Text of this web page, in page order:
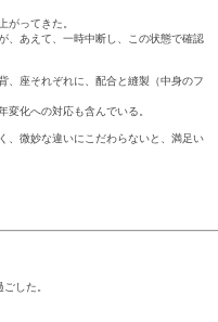
がってきた。
、あえて、一時中断し、この状態で確認
、座それぞれに、配合と縫製（中身のフ
変化への対応も含んでいる。
、微妙な違いにこだわらないと、満足い
した。